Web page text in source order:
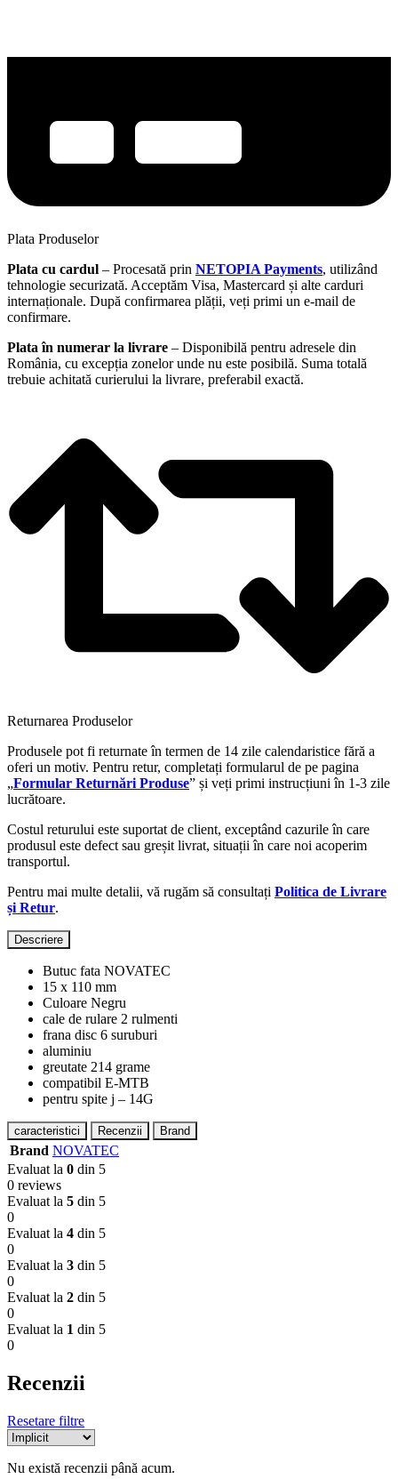
Plata Produselor
Plata cu cardul – Procesată prin NETOPIA Payments, utilizând
tehnologie securizată. Acceptăm Visa, Mastercard și alte carduri
internaționale. După confirmarea plății, veți primi un e-mail de
confirmare.
Plata în numerar la livrare – Disponibilă pentru adresele din
România, cu excepția zonelor unde nu este posibilă. Suma totală
trebuie achitată curierului la livrare, preferabil exactă.
Returnarea Produselor
Produsele pot fi returnate în termen de 14 zile calendaristice fără a
oferi un motiv. Pentru retur, completați formularul de pe pagina
„Formular Returnări Produse” și veți primi instrucțiuni în 1-3 zile
lucrătoare.
Costul returului este suportat de client, exceptând cazurile în care
produsul este defect sau greșit livrat, situații în care noi acoperim
transportul.
Pentru mai multe detalii, vă rugăm să consultați Politica de Livrare
și Retur.
Descriere
Butuc fata NOVATEC
15 x 110 mm
Culoare Negru
cale de rulare 2 rulmenti
frana disc 6 suruburi
aluminiu
greutate 214 grame
compatibil E-MTB
pentru spite j – 14G
caracteristici Recenzii Brand
Brand NOVATEC
Evaluat la 0 din 5
0 reviews
Evaluat la 5 din 5
0
Evaluat la 4 din 5
0
Evaluat la 3 din 5
0
Evaluat la 2 din 5
0
Evaluat la 1 din 5
0
Recenzii
Resetare filtre
Nu există recenzii până acum.